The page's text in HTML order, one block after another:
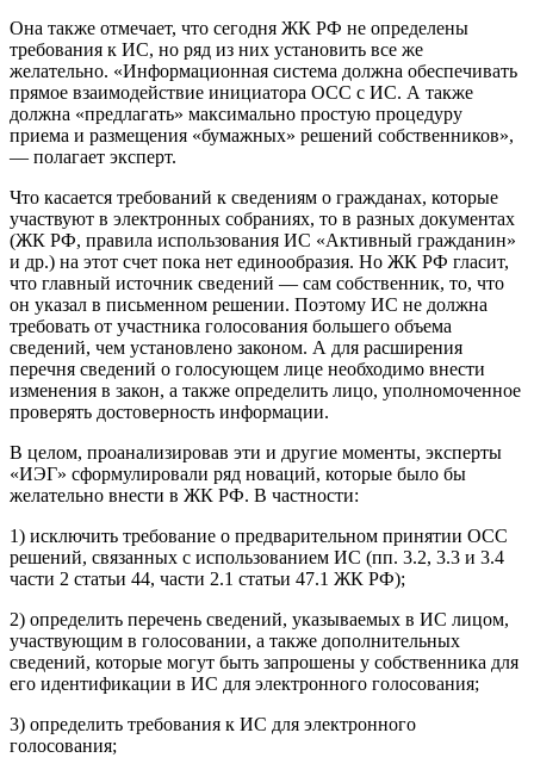
Она также отмечает, что сегодня ЖК РФ не определены
требования к ИС, но ряд из них установить все же
желательно. «Информационная система должна обеспечивать
прямое взаимодействие инициатора ОСС с ИС. А также
должна «предлагать» максимально простую процедуру
приема и размещения «бумажных» решений собственников»,
— полагает эксперт.
Что касается требований к сведениям о гражданах, которые
участвуют в электронных собраниях, то в разных документах
(ЖК РФ, правила использования ИС «Активный гражданин»
и др.) на этот счет пока нет единообразия. Но ЖК РФ гласит,
что главный источник сведений — сам собственник, то, что
он указал в письменном решении. Поэтому ИС не должна
требовать от участника голосования большего объема
сведений, чем установлено законом. А для расширения
перечня сведений о голосующем лице необходимо внести
изменения в закон, а также определить лицо, уполномоченное
проверять достоверность информации.
В целом, проанализировав эти и другие моменты, эксперты
«ИЭГ» сформулировали ряд новаций, которые было бы
желательно внести в ЖК РФ. В частности:
1) исключить требование о предварительном принятии ОСС
решений, связанных с использованием ИС (пп. 3.2, 3.3 и 3.4
части 2 статьи 44, части 2.1 статьи 47.1 ЖК РФ);
2) определить перечень сведений, указываемых в ИС лицом,
участвующим в голосовании, а также дополнительных
сведений, которые могут быть запрошены у собственника для
его идентификации в ИС для электронного голосования;
3) определить требования к ИС для электронного
голосования;